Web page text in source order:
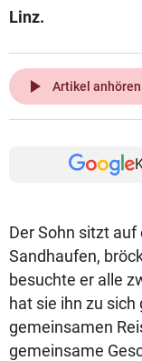
Linz.
play_arrow Artikel anhören
Der Sohn sitzt
Sandhaufen,
besuchte er alle
hat sie ihn zu
gemeinsamen
gemeinsame